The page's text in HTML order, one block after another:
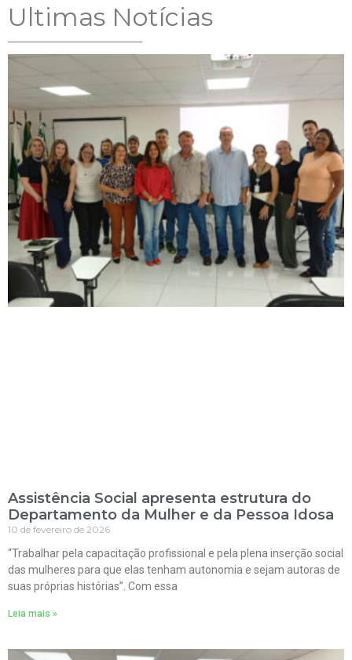
Ultimas Notícias
Assistência Social apresenta estrutura do
Departamento da Mulher e da Pessoa Idosa
10 de fevereiro de 2026
“Trabalhar pela capacitação profissional e pela plena inserção social
das mulheres para que elas tenham autonomia e sejam autoras de
suas próprias histórias”. Com essa
Leia mais »